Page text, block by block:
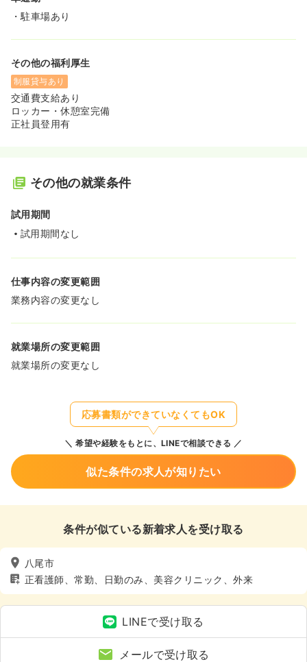
・駐車場あり
その他の福利厚生
制服貸与あり
交通費支給あり
ロッカー・休憩室完備
正社員登用有
その他の就業条件
試用期間
試用期間なし
仕事内容の変更範囲
業務内容の変更なし
就業場所の変更範囲
就業場所の変更なし
応募書類ができていなくてもOK
希望や経験をもとに、LINEで相談できる
似た条件の求人が知りたい
条件が似ている新着求人を受け取る
八尾市
正看護師、常勤、日勤のみ、美容クリニック、外来
LINEで受け取る
メールで受け取る